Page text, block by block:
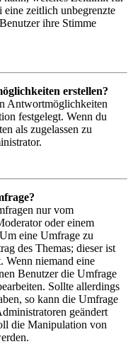
zeitlich unbegrenzte
ihre Stimme
erstellen?
Antwortmöglichkeiten
festgelegt. Wenn du
als zugelassen zu
nur vom
oder einem
eine Umfrage zu
des Themas; dieser ist
Wenn niemand eine
Benutzer die Umfrage
Sollte allerdings
so kann die Umfrage
geändert
die Manipulation von